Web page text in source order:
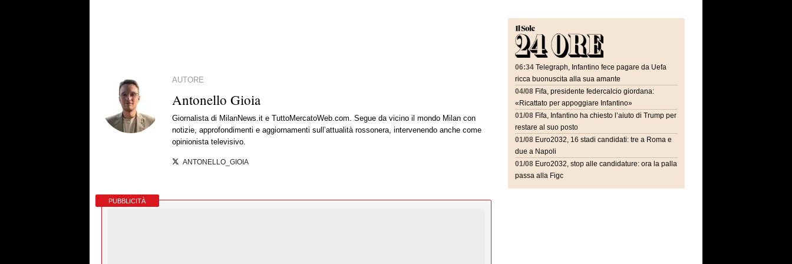
AUTORE
Antonello Gioia
Giornalista di MilanNews.it e TuttoMercatoWeb.com. Segue da vicino il mondo Milan con
notizie, approfondimenti e aggiornamenti sull’attualità rossonera, intervenendo anche come
opinionista televisivo.
ANTONELLO_GIOIA
PUBBLICITÀ
06:34 Telegraph, Infantino fece pagare da Uefa
ricca buonuscita alla sua amante
04/08 Fifa, presidente federcalcio giordana:
«Ricattato per appoggiare Infantino»
01/08 Fifa, Infantino ha chiesto l’aiuto di Trump per
restare al suo posto
01/08 Euro2032, 16 stadi candidati: tre a Roma e
due a Napoli
01/08 Euro2032, stop alle candidature: ora la palla
passa alla Figc